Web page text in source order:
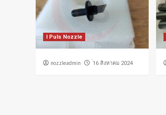
I Puls Nozzle
nozzleadmin ่16 สิงหาคม 2024